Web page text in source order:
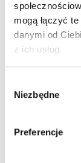
mogą łączyć
danymi od
z ich usług.
zgody
Niezbędne
Preferencje
Adres e-
Numer